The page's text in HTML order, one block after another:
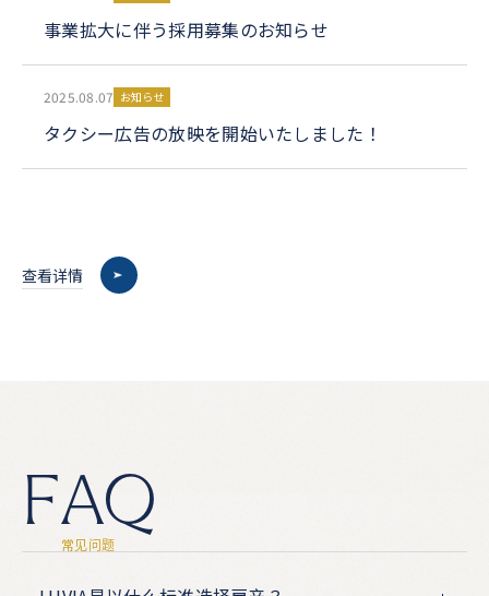
事業拡大に伴う採用募集のお知らせ
2025.08.07 お知らせ
タクシー広告の放映を開始いたしました！
查看详情
FAQ
常见问题